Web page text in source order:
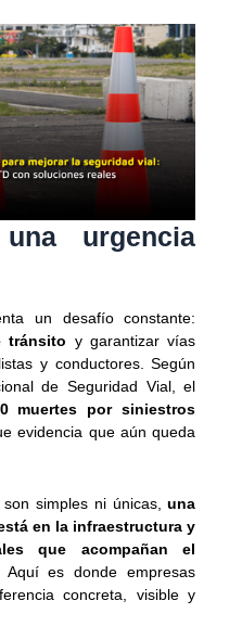
urgencia
un desafío constante:
tránsito y garantizar vías
y conductores. Según
de Seguridad Vial, el
muertes por siniestros
evidencia que aún queda
son simples ni únicas,una
en la infraestructura y
que acompañan el
. Aquí es donde empresas
concreta, visible y